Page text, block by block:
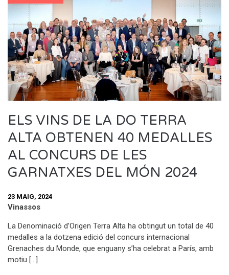
ELS VINS DE LA DO TERRA
ALTA OBTENEN 40 MEDALLES
AL CONCURS DE LES
GARNATXES DEL MÓN 2024
23 MAIG, 2024
Vinassos
La Denominació d’Origen Terra Alta ha obtingut un total de 40
medalles a la dotzena edició del concurs internacional
Grenaches du Monde, que enguany s’ha celebrat a París, amb
motiu […]